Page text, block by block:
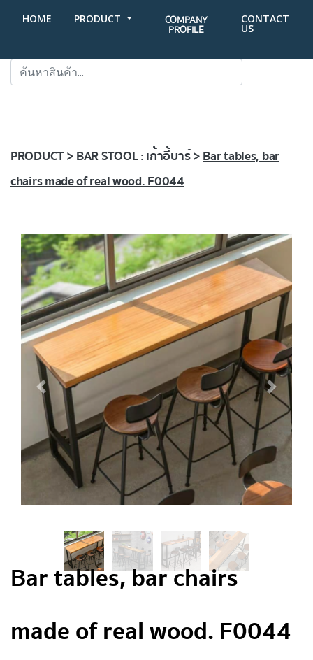
HOME PRODUCT COMPANY
PROFILE
CONTACT
US
PRODUCT > BAR STOOL : เก้าอี้บาร์ >Bar tables, bar
chairs made of real wood. F0044
Bar tables, bar chairs
made of real wood. F0044